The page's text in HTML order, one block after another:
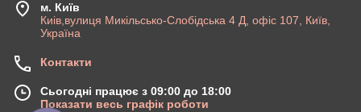
м. Київ
Киів,вулиця Микільсько-Слобідська 4 Д, офіс 107, Київ,
Україна
Контакти
Сьогодні працює з 09:00 до 18:00
Показати весь графік роботи